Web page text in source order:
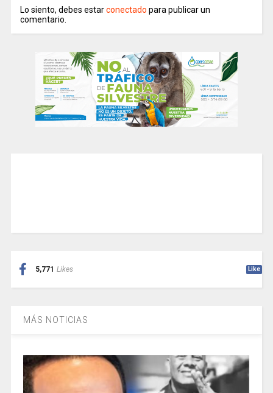
Lo siento, debes estarconectado para publicar un
comentario.
5,771 Likes Like
MÁS NOTICIAS